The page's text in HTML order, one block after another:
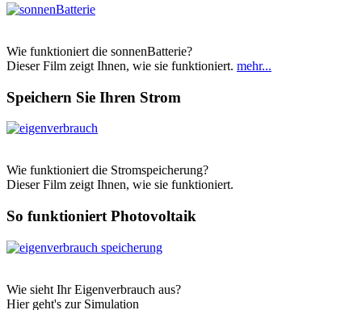
Wie funktioniert die sonnenBatterie?
Dieser Film zeigt Ihnen, wie sie funktioniert. mehr...
Speichern Sie Ihren Strom
Wie funktioniert die Stromspeicherung?
Dieser Film zeigt Ihnen, wie sie funktioniert.
So funktioniert Photovoltaik
Wie sieht Ihr Eigenverbrauch aus?
Hier geht's zur Simulation